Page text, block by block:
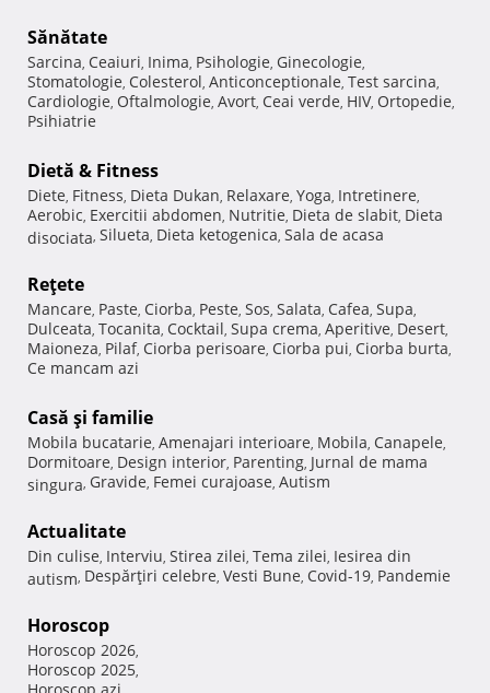
Sănătate
Sarcina, Ceaiuri, Inima, Psihologie, Ginecologie,
Stomatologie, Colesterol, Anticonceptionale, Test sarcina,
Cardiologie, Oftalmologie, Avort, Ceai verde, HIV, Ortopedie,
Psihiatrie
Dietă & Fitness
Diete, Fitness, Dieta Dukan, Relaxare, Yoga, Intretinere,
Aerobic, Exercitii abdomen, Nutritie, Dieta de slabit, Dieta
disociata, Silueta, Dieta ketogenica, Sala de acasa
Reţete
Mancare, Paste, Ciorba, Peste, Sos, Salata, Cafea, Supa,
Dulceata, Tocanita, Cocktail, Supa crema, Aperitive, Desert,
Maioneza, Pilaf, Ciorba perisoare, Ciorba pui, Ciorba burta,
Ce mancam azi
Casă şi familie
Mobila bucatarie, Amenajari interioare, Mobila, Canapele,
Dormitoare, Design interior, Parenting, Jurnal de mama
singura, Gravide, Femei curajoase, Autism
Actualitate
Din culise, Interviu, Stirea zilei, Tema zilei, Iesirea din
autism, Despărţiri celebre, Vesti Bune, Covid-19, Pandemie
Horoscop
Horoscop 2026,
Horoscop 2025,